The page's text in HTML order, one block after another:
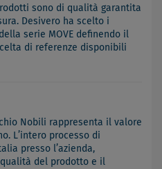
sono di qualità garantita
Desivero ha scelto i
serie MOVE definendo il
di referenze disponibili
Nobili rappresenta il valore
L’intero processo di
presso l’azienda,
del prodotto e il